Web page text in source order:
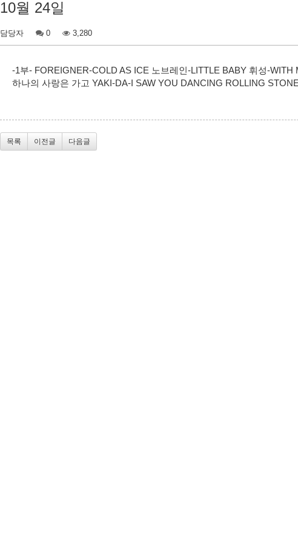
10월 24일
담당자 0 3,280
-1부- FOREIGNER-COLD AS ICE 노브레인-LITTLE BABY 휘성-
하나의 사랑은 가고 YAKI-DA-I SAW YOU DANCING ROLLING
목록 이전글 다음글